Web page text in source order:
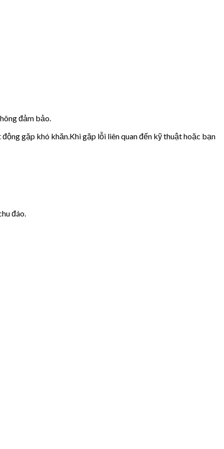
đảm bảo.
gặp khó khăn.Khi gặp lỗi liên quan đến kỹ thuật hoặc bạn
đáo.